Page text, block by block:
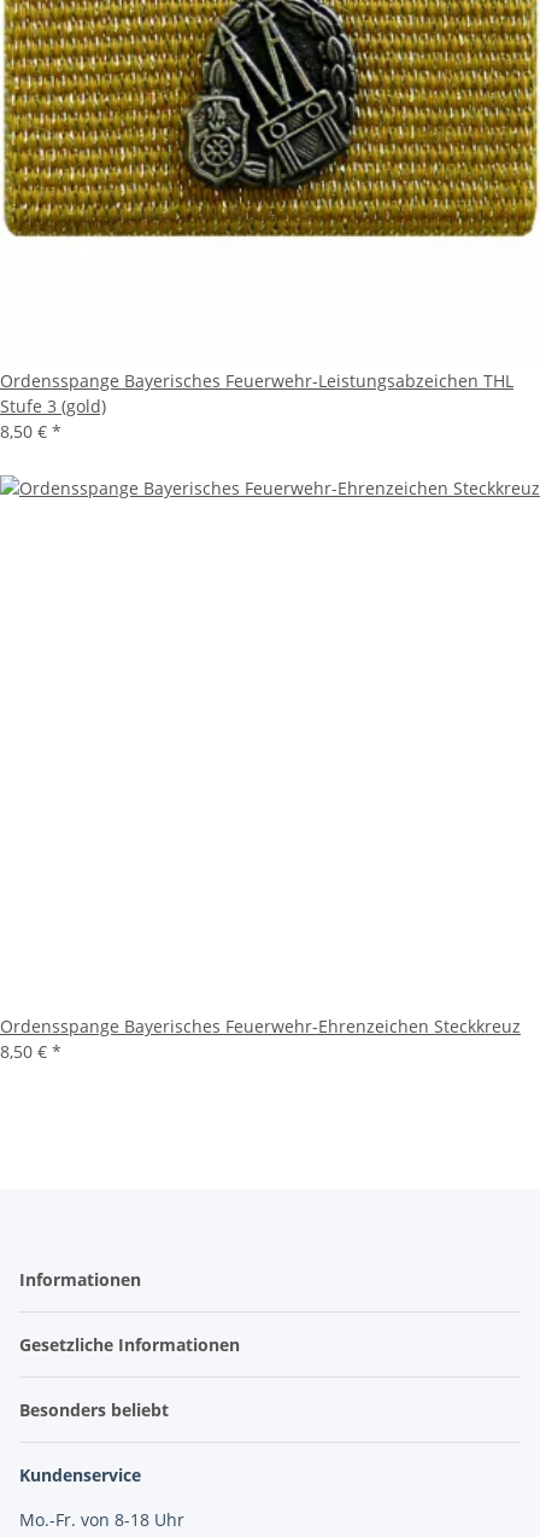
Ordensspange Bayerisches Feuerwehr-Leistungsabzeichen THL
Stufe 3 (gold)
8,50 € *
Ordensspange Bayerisches Feuerwehr-Ehrenzeichen Steckkreuz
8,50 € *
Informationen
Gesetzliche Informationen
Besonders beliebt
Kundenservice
Mo.-Fr. von 8-18 Uhr